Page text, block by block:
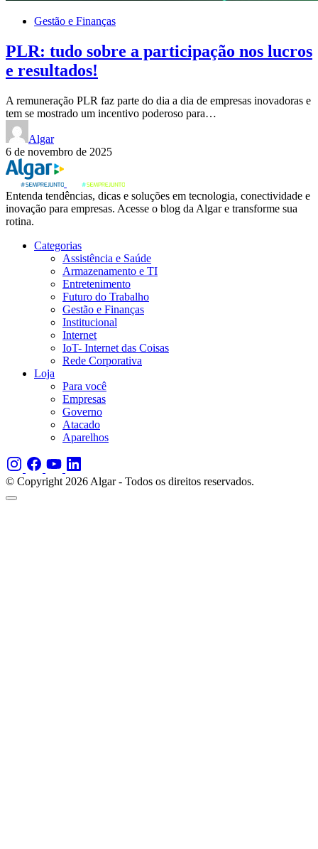
Gestão e Finanças
PLR: tudo sobre a participação nos lucros
e resultados!
A remuneração PLR faz parte do dia a dia de empresas inovadoras e
tem se mostrado um incentivo poderoso para…
Algar
6 de novembro de 2025
Entenda tendências, dicas e soluções em tecnologia, conectividade e
inovação para empresas. Acesse o blog da Algar e transforme sua
rotina.
Categorias
Assistência e Saúde
Armazenamento e TI
Entretenimento
Futuro do Trabalho
Gestão e Finanças
Institucional
Internet
IoT- Internet das Coisas
Rede Corporativa
Loja
Para você
Empresas
Governo
Atacado
Aparelhos
© Copyright 2026 Algar - Todos os direitos reservados.